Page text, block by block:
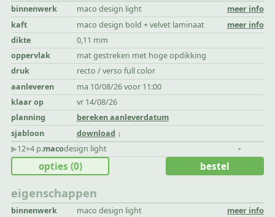
binnenwerk maco design light
meer info
kaft
maco design bold + velvet laminaat
meer info
dikte
0,11 mm
oppervlak
mat gestreken met hoge opdikking
druk
recto / verso full color
aanleveren
ma 10/08/26 voor 11:00
klaar op
vr 14/08/26
planning
bereken aanleverdatum
sjabloon
download
▶︎12+4 p.macodesign light -
eigenschappen
binnenwerk maco design light
meer info
opties (0) bestel